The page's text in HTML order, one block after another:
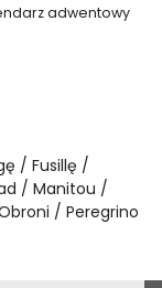
adwentowy
Fusillę
Manitou
Peregrino